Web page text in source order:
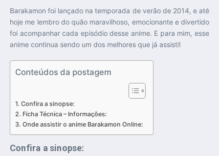
Barakamon foi lançado na temporada de verão de 2014, e até
hoje me lembro do quão maravilhoso, emocionante e divertido
foi acompanhar cada episódio desse anime. E para mim, esse
anime continua sendo um dos melhores que já assisti!
Conteúdos da postagem
Confira a sinopse:
Ficha Técnica – Informações:
Onde assistir o anime Barakamon Online:
Confira a sinopse: